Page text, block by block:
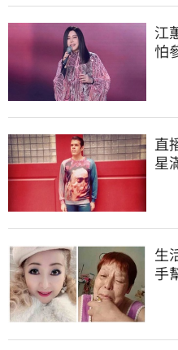
江
怕
直
星
生
手